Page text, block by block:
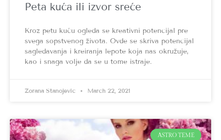
Peta kuća ili izvor sreće
Kroz petu kuću ogleda se kreativni potencijal pre
svega sopstvenog života. Ovde se skriva potencijal
sagledavanja i kreiranja lepote koja nas okružuje,
kao i snaga volje da se u tome istraje.
Zorana Stanojević March 22, 2021
ASTRO TEME